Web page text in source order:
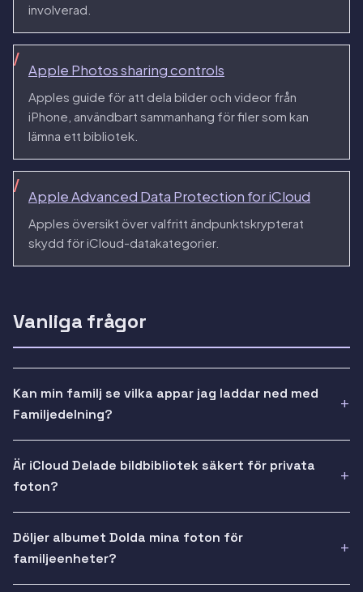
involverad.
Apple Photos sharing controls
Apples guide för att dela bilder och videor från
iPhone, användbart sammanhang för filer som kan
lämna ett bibliotek.
Apple Advanced Data Protection for iCloud
Apples översikt över valfritt ändpunktskrypterat
skydd för iCloud-datakategorier.
Vanliga frågor
Kan min familj se vilka appar jag laddar ned med
Familjedelning?
Är iCloud Delade bildbibliotek säkert för privata
foton?
Döljer albumet Dolda mina foton för
familjeenheter?